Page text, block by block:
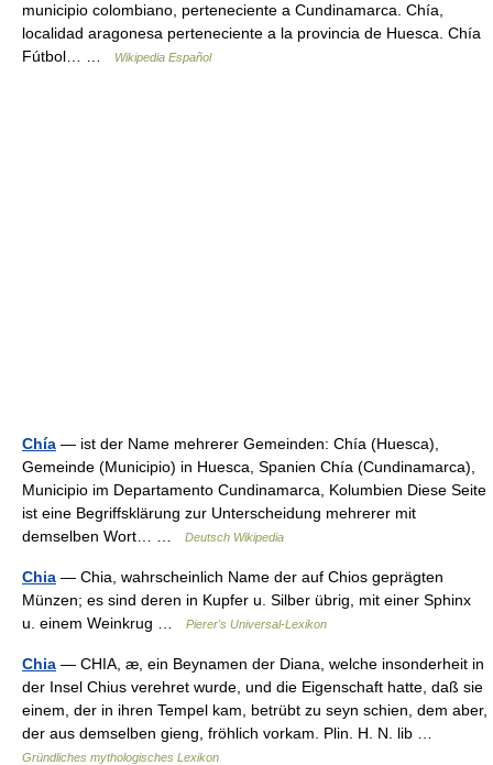
municipio colombiano, perteneciente a Cundinamarca. Chía,
localidad aragonesa perteneciente a la provincia de Huesca. Chía
Fútbol… …
Wikipedia Español
Chía — ist der Name mehrerer Gemeinden: Chía (Huesca),
Gemeinde (Municipio) in Huesca, Spanien Chía (Cundinamarca),
Municipio im Departamento Cundinamarca, Kolumbien Diese Seite
ist eine Begriffsklärung zur Unterscheidung mehrerer mit
demselben Wort… …
Deutsch Wikipedia
Chia — Chia, wahrscheinlich Name der auf Chios geprägten
Münzen; es sind deren in Kupfer u. Silber übrig, mit einer Sphinx
u. einem Weinkrug …
Pierer's Universal-Lexikon
Chia — CHIA, æ, ein Beynamen der Diana, welche insonderheit in
der Insel Chius verehret wurde, und die Eigenschaft hatte, daß sie
einem, der in ihren Tempel kam, betrübt zu seyn schien, dem aber,
der aus demselben gieng, fröhlich vorkam. Plin. H. N. lib …
Gründliches mythologisches Lexikon